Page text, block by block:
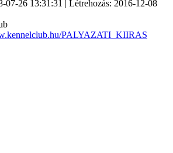
07-26 13:31:31 | Létrehozás: 2016-12-08
PALYAZATI_KIIRAS